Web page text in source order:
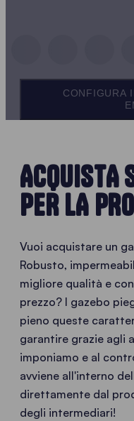
CONFIGURA
ACQUISTA
PER LA
Vuoi acquistare un
Robusto,
migliore qualità e
prezzo? I gazebo
pieno queste
garantire grazie agli
imponiamo e al
avviene all'interno
direttamente dal
degli intermediari!